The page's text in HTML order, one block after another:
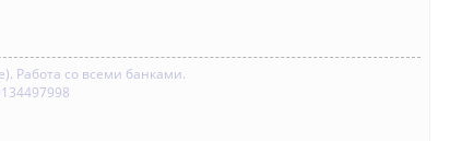
Работа со всеми банками.